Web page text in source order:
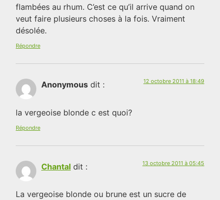
flambées au rhum. C’est ce qu’il arrive quand on
veut faire plusieurs choses à la fois. Vraiment
désolée.
Répondre
Anonymous dit : 12 octobre 2011 à 18:49
la vergeoise blonde c est quoi?
Répondre
Chantal dit : 13 octobre 2011 à 05:45
La vergeoise blonde ou brune est un sucre de